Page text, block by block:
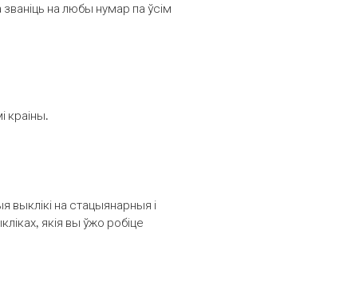
на любы нумар па ўсім
краіны.
на стацыянарныя і
якія вы ўжо робіце